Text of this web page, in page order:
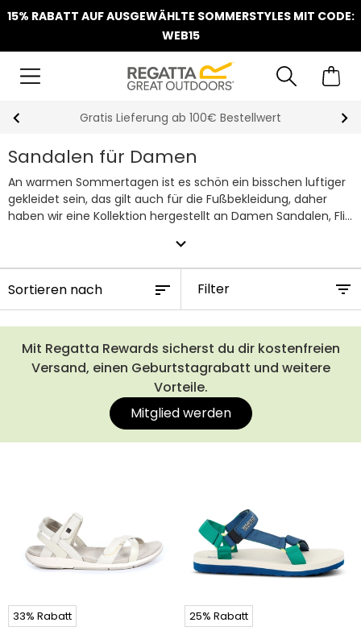
15% RABATT AUF AUSGEWÄHLTE SOMMERSTYLES MIT CODE:
WEB15
Gratis Lieferung ab 100€ Bestellwert
Sandalen für Damen
An warmen Sommertagen ist es schön ein bisschen luftiger
gekleidet sein, das gilt auch für die Fußbekleidung, daher
haben wir eine Kollektion hergestellt an Damen Sandalen, Flip
sind auch gut geeignet fürs Schwimmbad, Freibad oder für
den bequmen Einkauf. Unsere Badeschuhe sind rutschfest
und passen sich perfekt an deinen Fuß an und unsere
expand_more
Filter
Mit Regatta Rewards sicherst du dir kostenfreien
Versand, einen Geburtstagrabatt und weitere
Vorteile.
Mitglied werden
33% Rabatt 25% Rabatt